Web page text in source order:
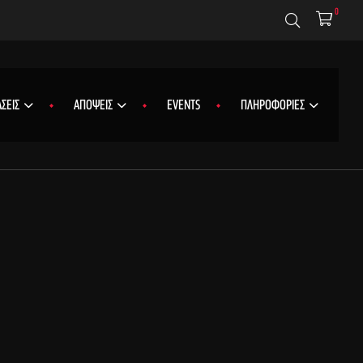
0
ΑΠΟΨΕΙΣ EVENTS ΠΛΗΡΟΦΟΡΙΕΣ